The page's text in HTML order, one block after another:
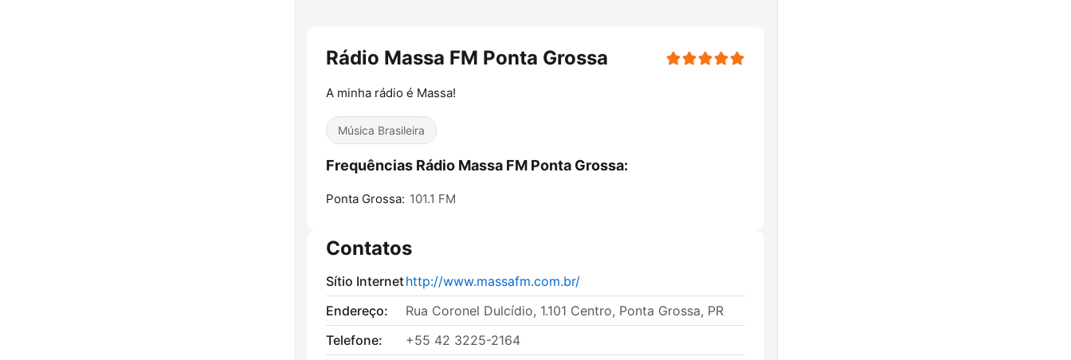
Rádio Massa FM Ponta Grossa
A minha rádio é Massa!
Música Brasileira
Frequências Rádio Massa FM Ponta Grossa:
Ponta Grossa: 101.1 FM
Contatos
Sítio Internethttp://www.massafm.com.br/
Endereço:
Rua Coronel Dulcídio, 1.101 Centro, Ponta Grossa, PR
Telefone:
+55 42 3225-2164